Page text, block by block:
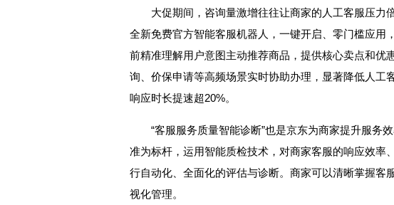
大促期间，咨询量激增往往让商家的人工客服压力
全新免费官方智能客服机器人，一键开启、零门槛应用
前精准理解用户意图主动推荐商品，提供核心卖点和优
询、价保申请等高频场景实时协助办理，显著降低人工
响应时长提速超20%。
“客服服务质量智能诊断”也是京东为商家提升服务
准为标杆，运用智能质检技术，对商家客服的响应效率
行自动化、全面化的评估与诊断。商家可以清晰掌握客
视化管理。